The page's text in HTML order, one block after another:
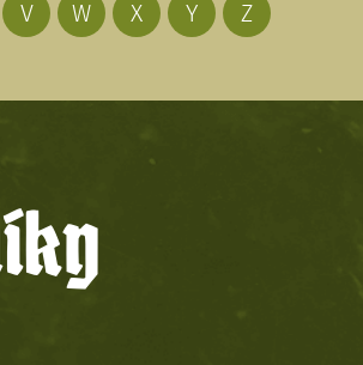
V W X Y Z